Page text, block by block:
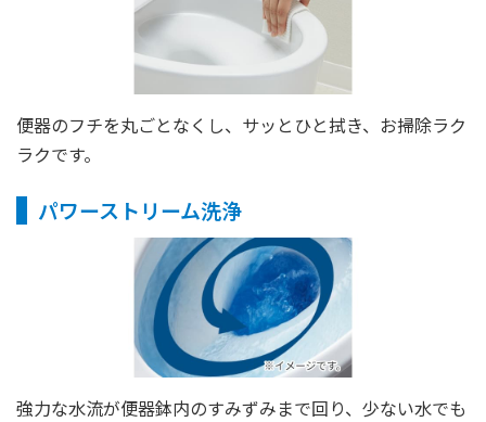
便器のフチを丸ごとなくし、サッとひと拭き、お掃除ラク
ラクです。
パワーストリーム洗浄
強力な水流が便器鉢内のすみずみまで回り、少ない水でも